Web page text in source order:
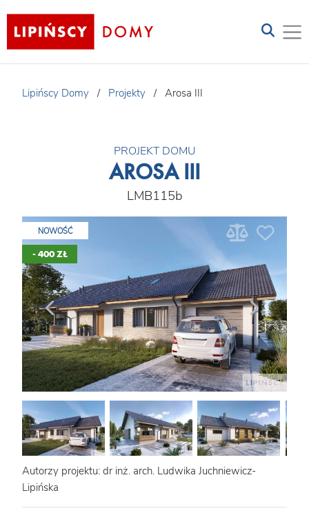
Lipińscy Domy / Projekty / Arosa III
PROJEKT DOMU
AROSA III
LMB115b
NOWOŚĆ
- 400 ZŁ
Autorzy projektu: dr inż. arch. Ludwika Juchniewicz-
Lipińska